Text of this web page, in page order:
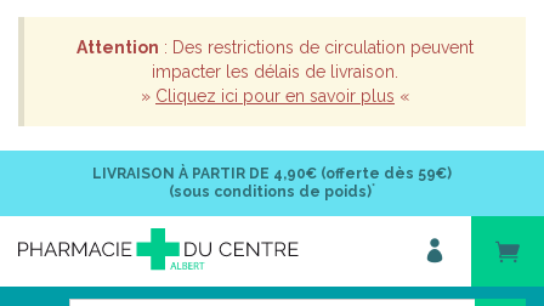
Attention : Des restrictions de circulation peuvent
impacter les délais de livraison.
» Cliquez ici pour en savoir plus «
LIVRAISON À PARTIR DE 4,90€ (offerte dès 59€)
(sous conditions de poids)*